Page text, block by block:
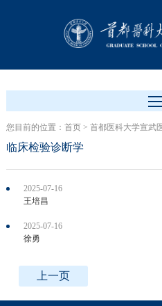
您目前的位置： 首页> 首都医科大学宣武
临床检验诊断学
2025-07-16
王培昌
2025-07-16
徐勇
上一页